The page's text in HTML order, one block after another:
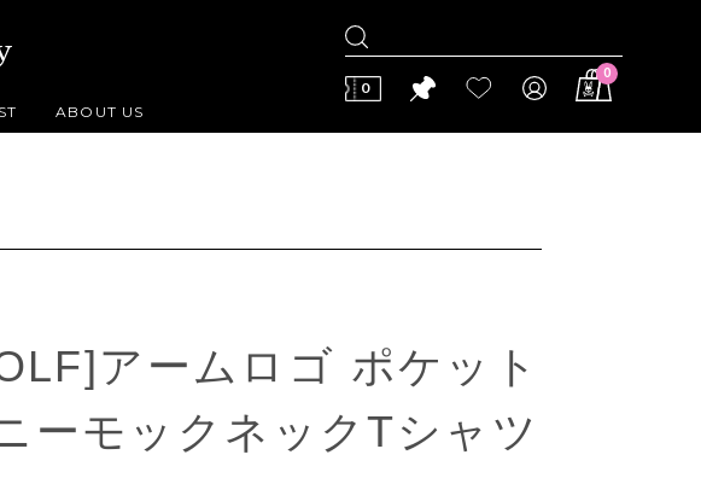
0
0
ABOUT US
アームロゴ ポケット
ーモックネックTシャツ